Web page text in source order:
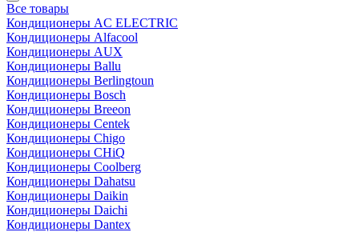
Все товары
Кондиционеры AC ELECTRIC
Кондиционеры Alfacool
Кондиционеры AUX
Кондиционеры Ballu
Кондиционеры Berlingtoun
Кондиционеры Bosch
Кондиционеры Breeon
Кондиционеры Centek
Кондиционеры Chigo
Кондиционеры CHiQ
Кондиционеры Coolberg
Кондиционеры Dahatsu
Кондиционеры Daikin
Кондиционеры Daichi
Кондиционеры Dantex